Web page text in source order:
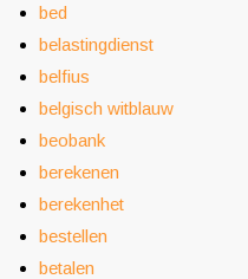
bed
belastingdienst
belfius
belgisch witblauw
beobank
berekenen
berekenhet
bestellen
betalen